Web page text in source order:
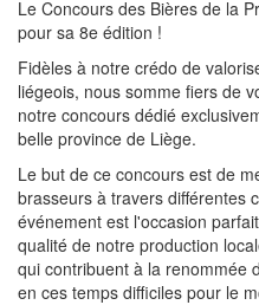
Le Concours des Bières de la
pour sa 8e édition !
Fidèles à notre crédo de
liégeois, nous somme fiers de
notre concours dédié
belle province de Liège.
Le but de ce concours est de
brasseurs à travers différentes
événement est l'occasion
qualité de notre production
qui contribuent à la renommée
en ces temps difficiles pour le